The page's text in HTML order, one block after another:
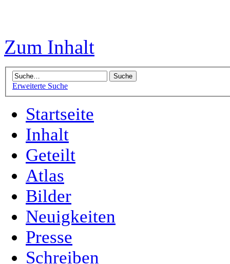
Zum Inhalt
Erweiterte Suche
Startseite
Inhalt
Geteilt
Atlas
Bilder
Neuigkeiten
Presse
Schreiben